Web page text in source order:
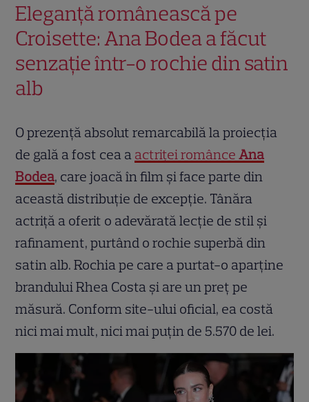
Eleganță românească pe
Croisette: Ana Bodea a făcut
senzație într-o rochie din satin
alb
O prezență absolut remarcabilă la proiecția
de gală a fost cea a actriței românceAna
Bodea, care joacă în film și face parte din
această distribuție de excepție. Tânăra
actriță a oferit o adevărată lecție de stil și
rafinament, purtând o rochie superbă din
satin alb. Rochia pe care a purtat-o aparține
brandului Rhea Costa și are un preț pe
măsură. Conform site-ului oficial, ea costă
nici mai mult, nici mai puțin de 5.570 de lei.